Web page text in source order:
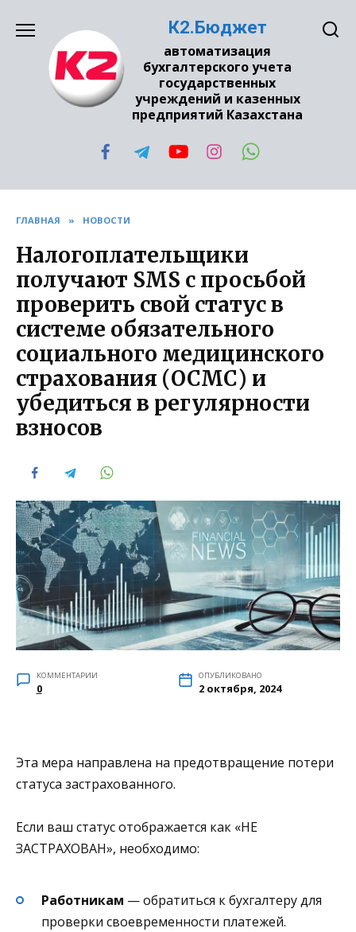
содержанию
К2.Бюджет
автоматизация
бухгалтерского учета
государственных
учреждений и казенных
предприятий Казахстана
ГЛАВНАЯ » НОВОСТИ
Налогоплательщики
получают SMS с просьбой
проверить свой статус в
системе обязательного
социального медицинского
страхования (ОСМС) и
убедиться в регулярности
взносов
КОММЕНТАРИИ
0
ОПУБЛИКОВАНО
2 октября, 2024
Эта мера направлена на предотвращение потери
статуса застрахованного.
Если ваш статус отображается как «НЕ
ЗАСТРАХОВАН», необходимо:
Работникам — обратиться к бухгалтеру для
проверки своевременности платежей.